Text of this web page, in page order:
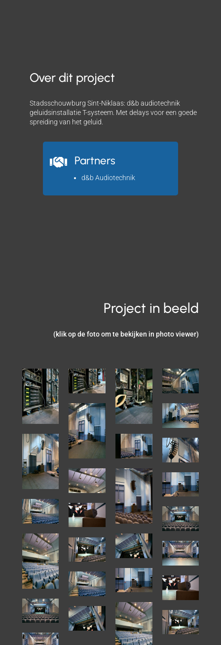
Over dit project
Stadsschouwburg Sint-Niklaas: d&b audiotechnik
geluidsinstallatie T-systeem. Met delays voor een goede
spreiding van het geluid.
 Partners
d&b Audiotechnik
Project in beeld
(klik op de foto om te bekijken in photo viewer)